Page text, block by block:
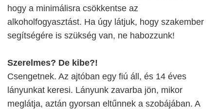
hogy a minimálisra csökkentse az
alkoholfogyasztást. Ha úgy látjuk, hogy szakember
segítségére is szükség van, ne habozzunk!
Szerelmes? De kibe?!
Csengetnek. Az ajtóban egy fiú áll, és 14 éves
lányunkat keresi. Lányunk zavarba jön, mikor
meglátja, aztán gyorsan eltűnnek a szobájában. A